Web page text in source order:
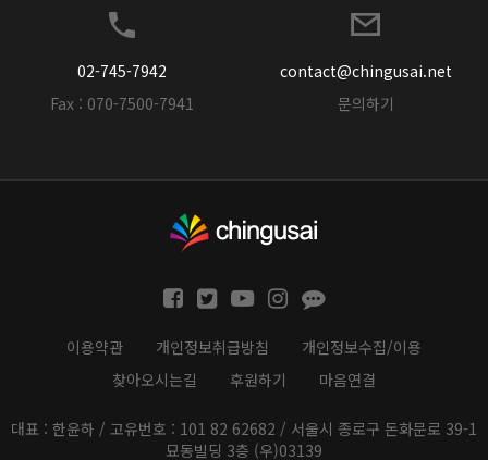
02-745-7942
Fax : 070-7500-7941
contact@chingusai.net
문의하기
이용약관 개인정보취급방침
개인정보수집/이용
찾아오시는길
후원하기 마음연결
대표 : 한윤하 / 고유번호 : 101 82 62682 / 서울시 종로구 돈화문로 39-1
묘동빌딩 3층 (우)03139